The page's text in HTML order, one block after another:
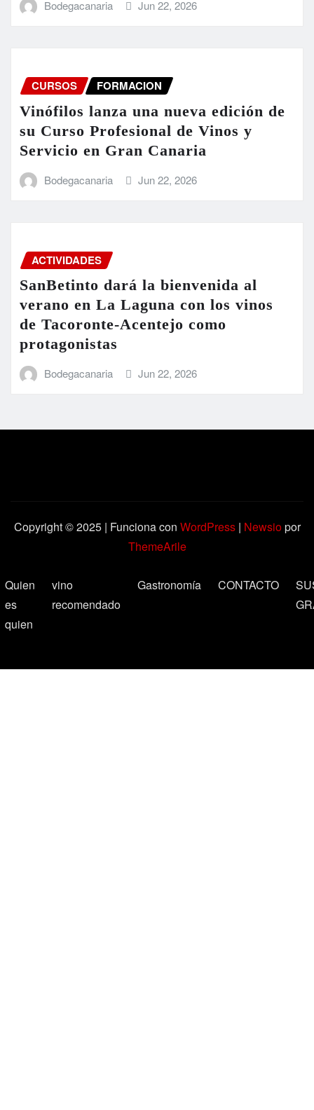
Bodegacanaria Jun 22, 2026
CURSOS FORMACION
Vinófilos lanza una nueva edición de
su Curso Profesional de Vinos y
Servicio en Gran Canaria
Bodegacanaria Jun 22, 2026
ACTIVIDADES
SanBetinto dará la bienvenida al
verano en La Laguna con los vinos
de Tacoronte-Acentejo como
protagonistas
Bodegacanaria Jun 22, 2026
Copyright © 2025 | Funciona con WordPress | Newsiopor
ThemeArile
Quien
es
quien
vino
recomendado
Gastronomía CONTACTO